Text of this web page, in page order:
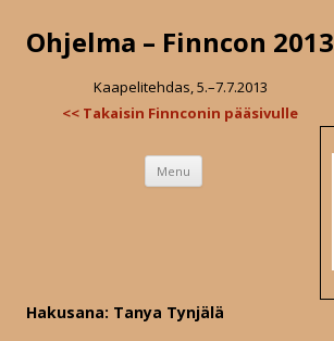
Ohjelma – Finncon 2013
Kaapelitehdas, 5.–7.7.2013
<< Takaisin Finnconin pääsivulle
Menu Skip
content
Hakusana: Tanya Tynjälä